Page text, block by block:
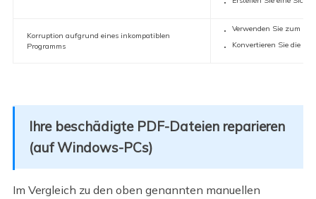
Korruption aufgrund eines inkompatiblen
Programms
Verwenden Sie zum
Konvertieren Sie die
Ihre beschädigte PDF-Dateien reparieren
(auf Windows-PCs)
Im Vergleich zu den oben genannten manuellen